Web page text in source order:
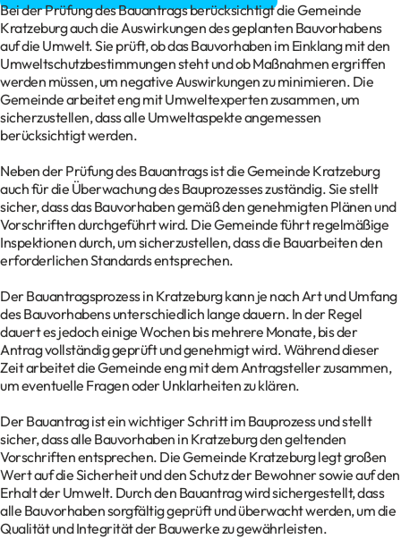
Bei der Prüfung des Bauantrags berücksichtigt die Gemeinde
Kratzeburg auch die Auswirkungen des geplanten Bauvorhabens
auf die Umwelt. Sie prüft, ob das Bauvorhaben im Einklang mit den
Umweltschutzbestimmungen steht und ob Maßnahmen ergriffen
werden müssen, um negative Auswirkungen zu minimieren. Die
Gemeinde arbeitet eng mit Umweltexperten zusammen, um
sicherzustellen, dass alle Umweltaspekte angemessen
berücksichtigt werden.
Neben der Prüfung des Bauantrags ist die Gemeinde Kratzeburg
auch für die Überwachung des Bauprozesses zuständig. Sie stellt
sicher, dass das Bauvorhaben gemäß den genehmigten Plänen und
Vorschriften durchgeführt wird. Die Gemeinde führt regelmäßige
Inspektionen durch, um sicherzustellen, dass die Bauarbeiten den
erforderlichen Standards entsprechen.
Der Bauantragsprozess in Kratzeburg kann je nach Art und Umfang
des Bauvorhabens unterschiedlich lange dauern. In der Regel
dauert es jedoch einige Wochen bis mehrere Monate, bis der
Antrag vollständig geprüft und genehmigt wird. Während dieser
Zeit arbeitet die Gemeinde eng mit dem Antragsteller zusammen,
um eventuelle Fragen oder Unklarheiten zu klären.
Der Bauantrag ist ein wichtiger Schritt im Bauprozess und stellt
sicher, dass alle Bauvorhaben in Kratzeburg den geltenden
Vorschriften entsprechen. Die Gemeinde Kratzeburg legt großen
Wert auf die Sicherheit und den Schutz der Bewohner sowie auf den
Erhalt der Umwelt. Durch den Bauantrag wird sichergestellt, dass
alle Bauvorhaben sorgfältig geprüft und überwacht werden, um die
Qualität und Integrität der Bauwerke zu gewährleisten.